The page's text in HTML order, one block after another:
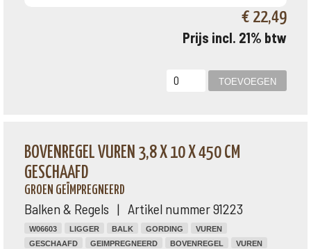
€ 22,49
Prijs incl. 21% btw
BOVENREGEL VUREN 3,8 X 10 X 450 CM
GESCHAAFD
GROEN GEÏMPREGNEERD
Balken & Regels | Artikel nummer 91223
W06603 LIGGER BALK GORDING
VUREN
GESCHAAFD
GEIMPREGNEERD BOVENREGEL
VUREN